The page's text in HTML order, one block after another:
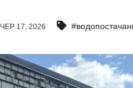
ЧЕР 17, 2026